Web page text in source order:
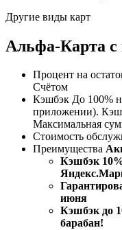
Другие виды карт
Альфа-Карта
Процент на
Счётом
Кэшбэк До 100%
приложении).
Максимальная
Стоимость
Преимущества
Кэшбэк
июня
Кэшбэк до
барабан!